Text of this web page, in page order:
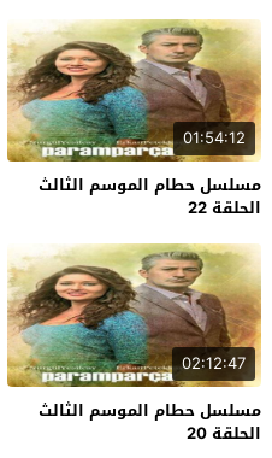
01:54:12
مسلسل حطام الموسم الثالث
الحلقة 22
02:12:47
مسلسل حطام الموسم الثالث
الحلقة 20